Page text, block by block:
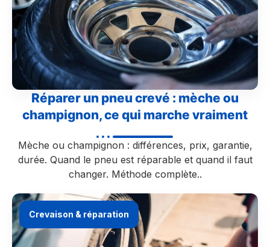
Réparer un pneu crevé : mèche ou
champignon, ce qui marche vraiment
Mèche ou champignon : différences, prix, garantie,
durée. Quand le pneu est réparable et quand il faut
changer. Méthode complète..
Crevaison & réparation